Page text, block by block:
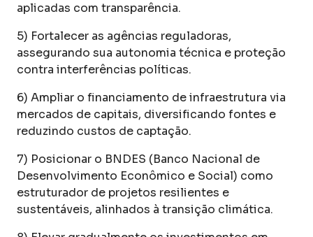
aplicadas com transparência.
5) Fortalecer as agências reguladoras,
assegurando sua autonomia técnica e proteção
contra interferências políticas.
6) Ampliar o financiamento de infraestrutura via
mercados de capitais, diversificando fontes e
reduzindo custos de captação.
7) Posicionar o BNDES (Banco Nacional de
Desenvolvimento Econômico e Social) como
estruturador de projetos resilientes e
sustentáveis, alinhados à transição climática.